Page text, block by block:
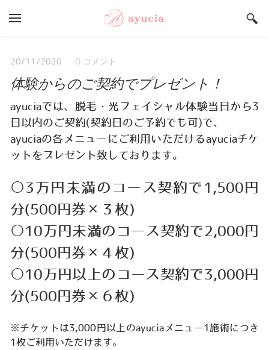
Salon ayucia Top
サロンご予約状況
うまいもんや Top
店舗総合案内
採用情報
20/11/2020 0 コメント
体験からのご契約でプレゼント！
ayuciaでは、脱毛・光フェイシャル体験当日から3
日以内のご契約(契約日のご予約でも可)で、
ayuciaの各メニューにご利用いただけるayuciaチケ
ットをプレゼント致しております。
○3万円未満のコース契約で1,500円
分(500円券×３枚)
○10万円未満のコース契約で2,000円
分(500円券×４枚)
○10万円以上のコース契約で3,000円
分(500円券×６枚)
※チケットは3,000円以上のayuciaメニュー1施術につき
1枚ご利用いただけます。